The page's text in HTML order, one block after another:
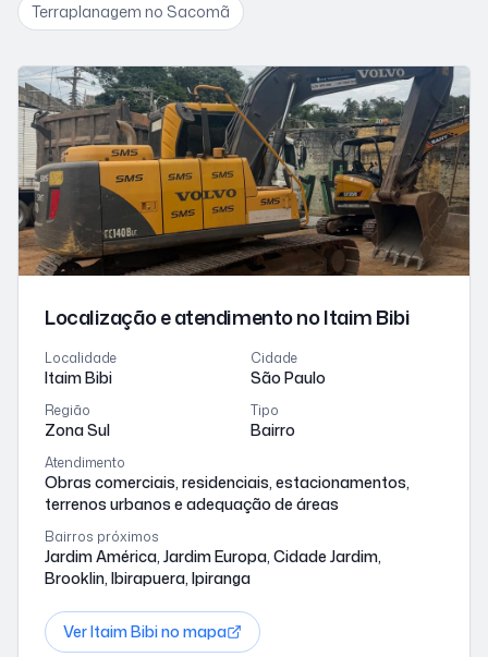
Terraplanagem no Sacomã
Localização e atendimentono Itaim Bibi
Localidade
Itaim Bibi
Cidade
São Paulo
Região
Zona Sul
Tipo
Bairro
Atendimento
Obras comerciais, residenciais, estacionamentos,
terrenos urbanos e adequação de áreas
Bairros próximos
Jardim América, Jardim Europa, Cidade Jardim,
Brooklin, Ibirapuera, Ipiranga
VerItaim Bibino mapa